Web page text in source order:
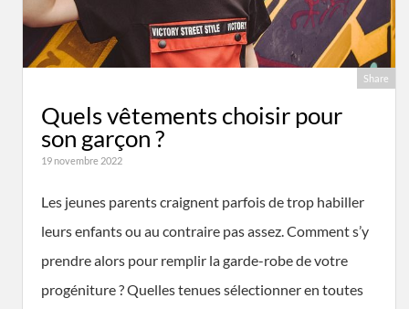
Share
Quels vêtements choisir pour
son garçon ?
19 novembre 2022
Les jeunes parents craignent parfois de trop habiller
leurs enfants ou au contraire pas assez. Comment s’y
prendre alors pour remplir la garde-robe de votre
progéniture ? Quelles tenues sélectionner en toutes